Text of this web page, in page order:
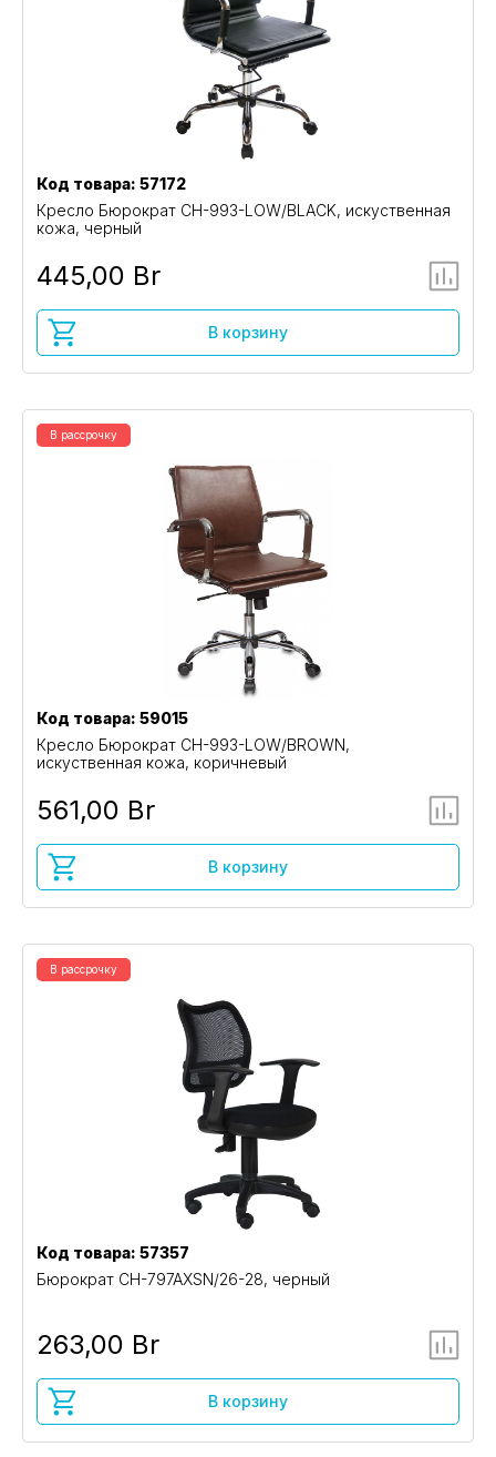
Код товара: 57172
Кресло Бюрократ CH-993-LOW/BLACK, искуственная
кожа, черный
445,00 Br
В корзину
В рассрочку
Код товара: 59015
Кресло Бюрократ CH-993-LOW/BROWN,
искуственная кожа, коричневый
561,00 Br
В корзину
В рассрочку
Код товара: 57357
Бюрократ CH-797AXSN/26-28, черный
263,00 Br
В корзину